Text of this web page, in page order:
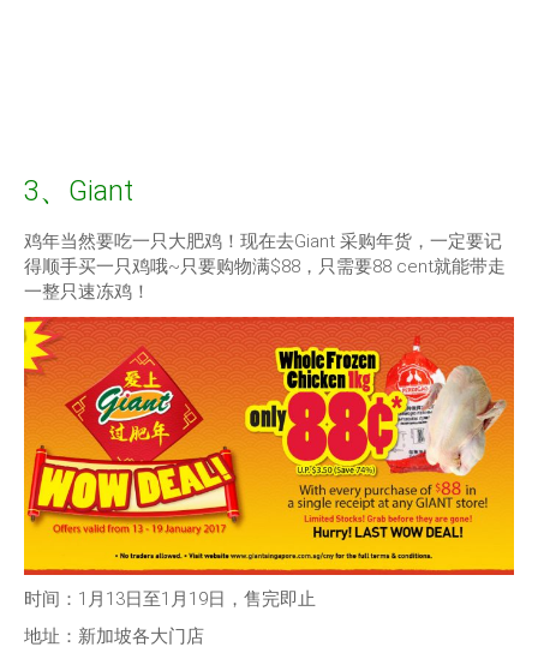
3、Giant
鸡年当然要吃一只大肥鸡！现在去Giant 采购年货，一定要记
得顺手买一只鸡哦~只要购物满$88，只需要88 cent就能带走
一整只速冻鸡！
时间：1月13日至1月19日，售完即止
地址：新加坡各大门店